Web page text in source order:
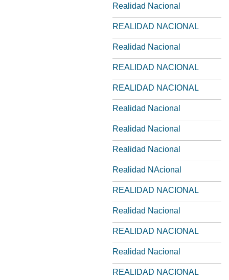
Realidad Nacional
REALIDAD NACIONAL
Realidad Nacional
REALIDAD NACIONAL
REALIDAD NACIONAL
Realidad Nacional
Realidad Nacional
Realidad Nacional
Realidad NAcional
REALIDAD NACIONAL
Realidad Nacional
REALIDAD NACIONAL
Realidad Nacional
REALIDAD NACIONAL